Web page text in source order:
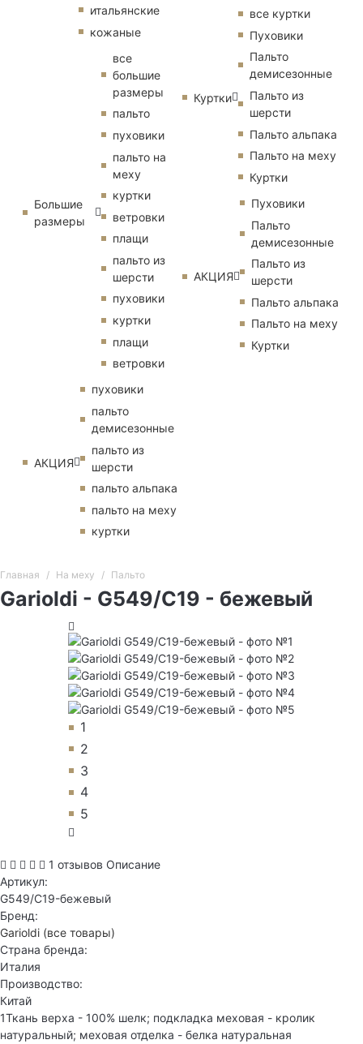
итальянские
кожаные
Большие
размеры
все
большие
размеры
пальто
пуховики
пальто на
меху
куртки
ветровки
плащи
пальто из
шерсти
пуховики
куртки
плащи
ветровки
АКЦИЯ
пуховики
пальто
демисезонные
пальто из
шерсти
пальто альпака
пальто на меху
куртки
Куртки
все куртки
Пуховики
Пальто
демисезонные
Пальто из
шерсти
Пальто альпака
Пальто на меху
Куртки
АКЦИЯ
Пуховики
Пальто
демисезонные
Пальто из
шерсти
Пальто альпака
Пальто на меху
Куртки
Главная На меху Пальто
Garioldi - G549/C19 - бежевый
1
2
3
4
5
1 отзывов Описание
Артикул:
G549/C19-бежевый
Бренд:
Garioldi (все товары)
Страна бренда:
Италия
Производство:
Китай
1Ткань верха - 100% шелк; подкладка меховая - кролик
натуральный; меховая отделка - белка натуральная